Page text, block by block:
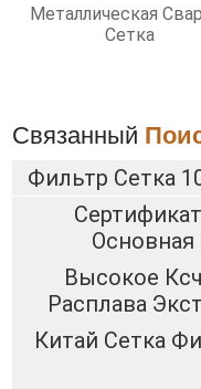
Металлическая
Сетка
Связанный
Фильтр Сетка
Основная
Высокое
Расплава
Китай Сетка